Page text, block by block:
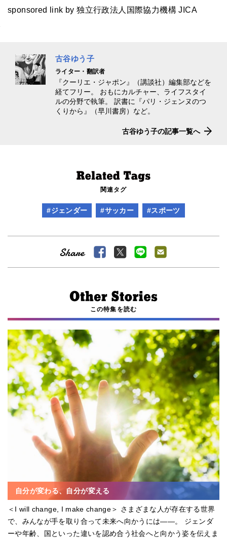
sponsored link by 独立行政法人国際協力機構 JICA
古谷ゆう子
ライター・翻訳者
『クーリエ・ジャポン』（講談社）編集部などを
経てフリー。 おもにカルチャー、ライフスタイ
ルの分野で執筆。 訳書に『パリ・ジェンヌのつ
くりから』（早川書房）など。
古谷ゆう子の記事一覧へ
関連タグ
#ジェンダー #サッカー #スポーツ
この特集を読む
自分が変わる、自分が変える
＜I will change, I make change＞ さまざまな人が存在する世界
で、みんなが手を取り合って未来へ向かうには――。 ジェンダ
ーや年齢、国といった違いを認め合う社会へと向かう姿を伝えま